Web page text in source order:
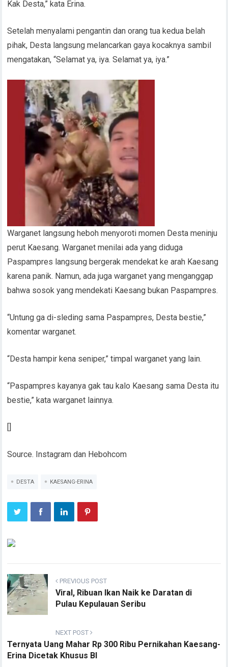
Kak Desta,” kata Erina.
Setelah menyalami pengantin dan orang tua kedua belah
pihak, Desta langsung melancarkan gaya kocaknya sambil
mengatakan, “Selamat ya, iya. Selamat ya, iya.”
Warganet langsung heboh menyoroti momen Desta meninju
perut Kaesang. Warganet menilai ada yang diduga
Paspampres langsung bergerak mendekat ke arah Kaesang
karena panik. Namun, ada juga warganet yang menganggap
bahwa sosok yang mendekati Kaesang bukan Paspampres.
“Untung ga di-sleding sama Paspampres, Desta bestie,”
komentar warganet.
“Desta hampir kena seniper,” timpal warganet yang lain.
“Paspampres kayanya gak tau kalo Kaesang sama Desta itu
bestie,” kata warganet lainnya.
[]
Source. Instagram dan Hebohcom
DESTA KAESANG-ERINA
PREVIOUS POST
Viral, Ribuan Ikan Naik ke Daratan di
Pulau Kepulauan Seribu
NEXT POST
Ternyata Uang Mahar Rp 300 Ribu Pernikahan Kaesang-
Erina Dicetak Khusus BI